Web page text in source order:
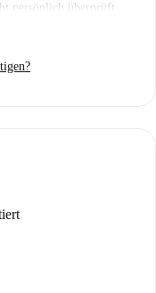
persönlich überprüft
einen gründlichen
sie zudem
do Son bietet eine